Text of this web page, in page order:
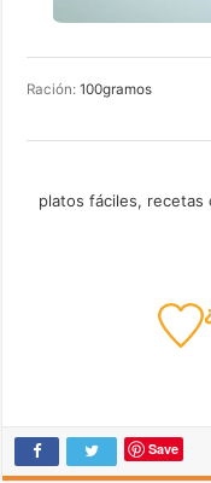
Ración:100gramos
platos fáciles, recetas
Save